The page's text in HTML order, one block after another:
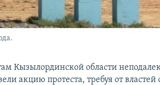
Кызылординской области
акцию протеста, требуя от властей